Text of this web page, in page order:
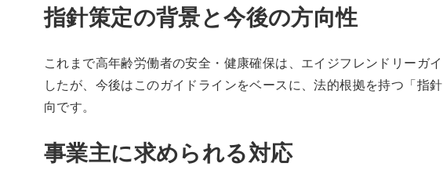
指針策定の背景と今後の方向性
これまで高年齢労働者の安全・健康確保は、エイジフレンドリーガ
したが、今後はこのガイドラインをベースに、法的根拠を持つ「指
向です。
事業主に求められる対応